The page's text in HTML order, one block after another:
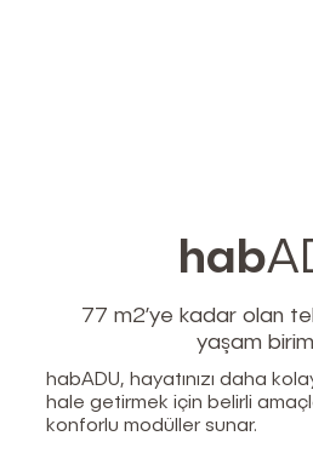
hab
77 m2’ye kadar olan
yaşam
habADU, hayatınızı daha
hale getirmek için belirli
konforlu modüller sunar.